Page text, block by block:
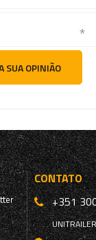
SUA OPINIÃO
CONTATO
+351